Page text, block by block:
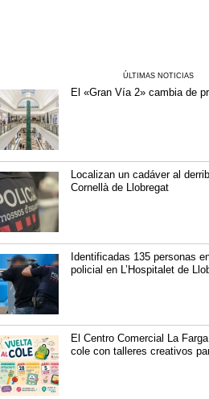
ÚLTIMAS NOTICIAS
El «Gran Vía 2» cambia de
Localizan un cadáver al
Cornellà de Llobregat
Identificadas 135 personas
policial en L’Hospitalet de
El Centro Comercial La
cole con talleres creativos